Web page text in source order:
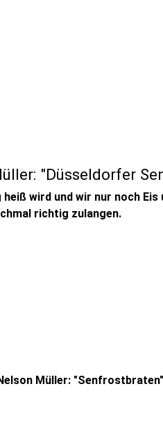
"Düsseldorfer
wird und wir nur noch Eis
richtig zulangen.
Müller: "Senfrostbraten"